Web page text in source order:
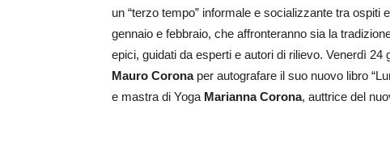
un “terzo tempo” informale e socializzante tra
gennaio e febbraio, che affronteranno sia la
epici, guidati da esperti e autori di rilievo. Venerdì
Mauro Coronaper autografare il suo nuovo libro
e mastra di Yoga Marianna Corona, auttrice del